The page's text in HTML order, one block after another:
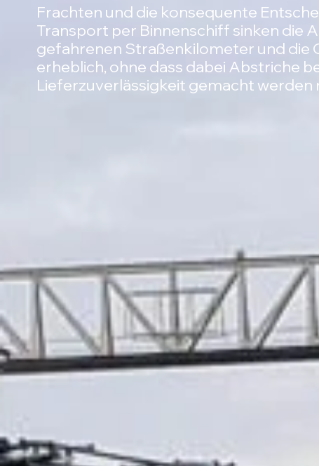
Frachten und die konsequente
Transport per Binnenschiff sinken die
gefahrenen Straßenkilometer und die
erheblich, ohne dass dabei Abstriche
Lieferzuverlässigkeit gemacht werden